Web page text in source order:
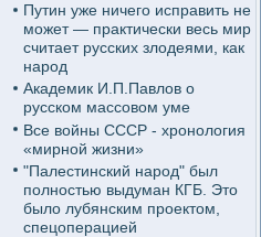
Путин уже ничего исправить не
может — практически весь мир
считает русских злодеями, как
народ
Академик И.П.Павлов о
русском массовом уме
Все войны СССР - хронология
«мирной жизни»
"Палестинский народ" был
полностью выдуман КГБ. Это
было лубянским проектом,
спецоперацией